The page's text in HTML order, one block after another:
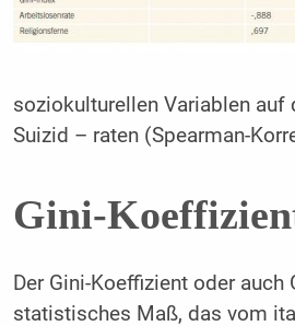
soziokulturellen Variablen auf
Suizid – raten (Spearman-
Gini-
Der Gini-Koeffizient oder auch
statistisches Maß, das vom